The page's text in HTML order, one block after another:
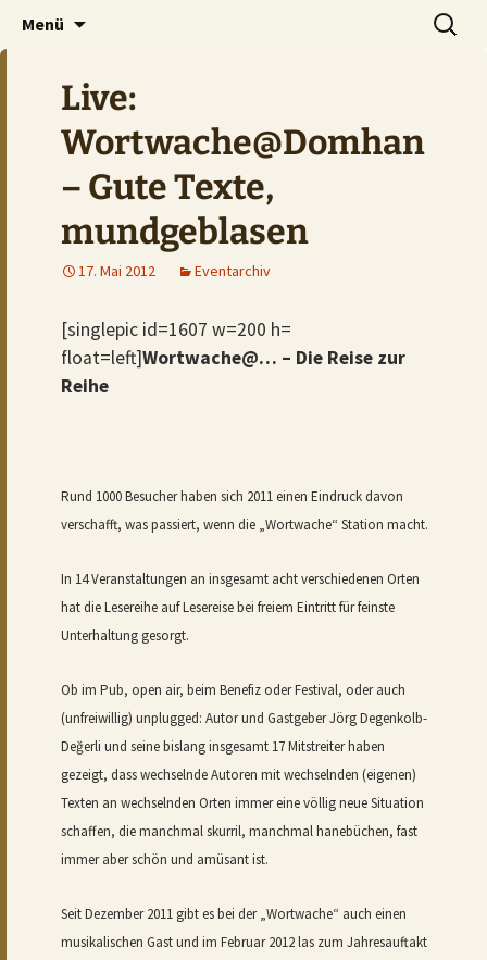
DOMHAN
Der Pub auf dem Ölberg
Menü
Suchen
nach:
Live:
Wortwache@Domhan
– Gute Texte,
mundgeblasen
17. Mai 2012 Eventarchiv
[singlepic id=1607 w=200 h=
float=left]Wortwache@… – Die Reise zur
Reihe
Rund 1000 Besucher haben sich 2011 einen Eindruck davon
verschafft, was passiert, wenn die „Wortwache“ Station macht.
In 14 Veranstaltungen an insgesamt acht verschiedenen Orten
hat die Lesereihe auf Lesereise bei freiem Eintritt für feinste
Unterhaltung gesorgt.
Ob im Pub, open air, beim Benefiz oder Festival, oder auch
(unfreiwillig) unplugged: Autor und Gastgeber Jörg Degenkolb-
Değerli und seine bislang insgesamt 17 Mitstreiter haben
gezeigt, dass wechselnde Autoren mit wechselnden (eigenen)
Texten an wechselnden Orten immer eine völlig neue Situation
schaffen, die manchmal skurril, manchmal hanebüchen, fast
immer aber schön und amüsant ist.
Seit Dezember 2011 gibt es bei der „Wortwache“ auch einen
musikalischen Gast und im Februar 2012 las zum Jahresauftakt